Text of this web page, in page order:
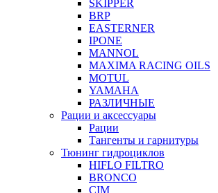
SKIPPER
BRP
EASTERNER
IPONE
MANNOL
MAXIMA RACING OILS
MOTUL
YAMAHA
РАЗЛИЧНЫЕ
Рации и аксессуары
Рации
Тангенты и гарнитуры
Тюнинг гидроциклов
HIFLO FILTRO
BRONCO
CIM